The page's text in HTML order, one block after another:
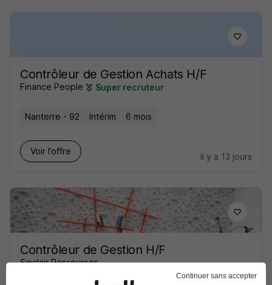
Contrôleur de Gestion Achats H/F
Finance People Super recruteur
Nanterre - 92 Intérim 6 mois
Voir l’offre
il y a 13 jours
Contrôleur de Gestion H/F
Sinclair Ressources
Continuer sans accepter